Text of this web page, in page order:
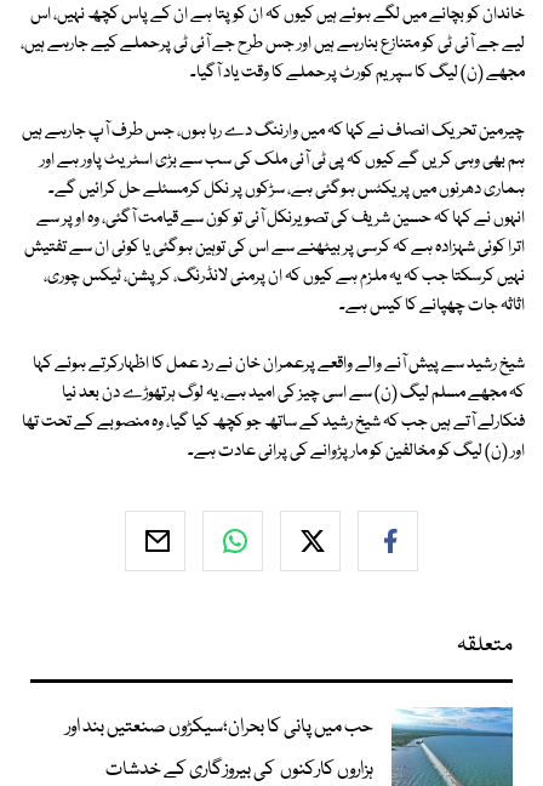
خاندان کو بچانے میں لگے ہوئے ہیں کیوں کہ ان کوپتا ہے ان کے پاس کچھ نہیں، اس
لیے جے آئی ٹی کو متنازع بنارہے ہیں اور جس طرح جے آئی ٹی پرحملے کیے جارہے ہیں،
مجھے (ن) لیگ کا سپریم کورٹ پرحملے کا وقت یاد آگیا۔
چیرمین تحریک انصاف نے کہا کہ میں وارننگ دے رہا ہوں، جس طرف آپ جارہے ہیں
ہم بھی وہی کریں گے کیوں کہ پی ٹی آئی ملک کی سب سے بڑی اسٹریٹ پاور ہے اور
ہماری دھرنوں میں پریکٹس ہوگئی ہے، سڑکوں پر نکل کرمسئلے حل کرائیں گے۔
انہوں نے کہا کہ حسین شریف کی تصویرنکل آئی تو کون سے قیامت آگئی، وہ اوپر سے
اترا کوئی شہزادہ ہے کہ کرسی پر بیٹھنے سے اس کی توہین ہوگئی یا کوئی ان سے تفتیش
نہیں کرسکتا جب کہ یہ ملزم ہے کیوں کہ ان پرمنی لانڈرنگ، کرپشن، ٹیکس چوری،
اثاثہ جات چھپانے کا کیس ہے۔
شیخ رشید سے پیش آنے والے واقعے پرعمران خان نے رد عمل کا اظہارکرتے ہوئے کہا
کہ مجھے مسلم لیگ (ن) سے اسی چیز کی امید ہے، یہ لوگ ہرتھوڑے دن بعد نیا
فنکارلے آتے ہیں جب کہ شیخ رشید کے ساتھ جو کچھ کیا گیا، وہ منصوبے کے تحت تھا
اور (ن) لیگ کو مخالفین کو مار پڑوانے کی پرانی عادت ہے۔
متعلقہ
حب میں پانی کا بحران؛سیکڑوں صنعتیں بند اور
ہزاروں کارکنوں کی بیروزگاری کے خدشات